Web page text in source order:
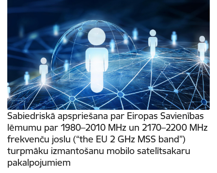
Sabiedriskā apspriešana par Eiropas Savienības
lēmumu par 1980–2010 MHz un 2170–2200 MHz
frekvenču joslu (“the EU 2 GHz MSS band”)
turpmāku izmantošanu mobilo satelītsakaru
pakalpojumiem